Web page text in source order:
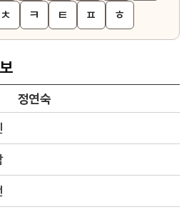
ㅊ ㅋ ㅌ ㅍ ㅎ
정연숙